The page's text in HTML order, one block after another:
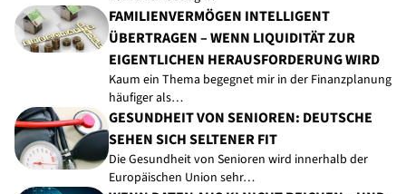
FAMILIENVERMÖGEN INTELLIGENT
ÜBERTRAGEN – WENN LIQUIDITÄT ZUR
EIGENTLICHEN HERAUSFORDERUNG WIRD
Kaum ein Thema begegnet mir in der Finanzplanung
häufiger als…
GESUNDHEIT VON SENIOREN: DEUTSCHE
SEHEN SICH SELTENER FIT
Die Gesundheit von Senioren wird innerhalb der
Europäischen Union sehr…